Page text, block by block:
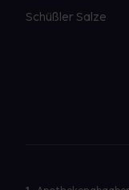
Schüßler Salze